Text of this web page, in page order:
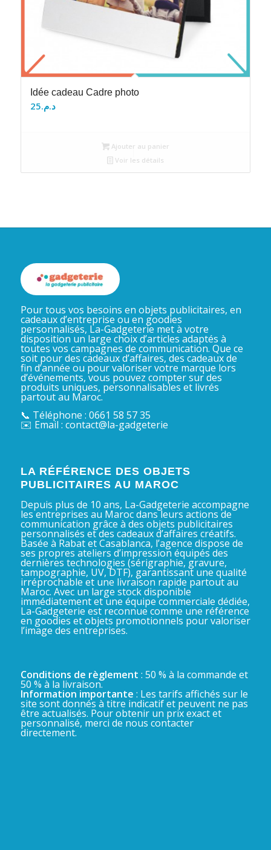
Idée cadeau Cadre photo
د.م.25
Ajouter au panier
Voir les détails
Pour tous vos besoins en objets publicitaires, en
cadeaux d’entreprise ou en goodies
personnalisés, La-Gadgeterie met à votre
disposition un large choix d’articles adaptés à
toutes vos campagnes de communication. Que ce
soit pour des cadeaux d’affaires, des cadeaux de
fin d’année ou pour valoriser votre marque lors
d’événements, vous pouvez compter sur des
produits uniques, personnalisables et livrés
partout au Maroc.
📞 Téléphone : 0661 58 57 35
✉️ Email : contact@la-gadgeterie
LA RÉFÉRENCE DES OBJETS
PUBLICITAIRES AU MAROC
Depuis plus de 10 ans, La-Gadgeterie accompagne
les entreprises au Maroc dans leurs actions de
communication grâce à des objets publicitaires
personnalisés et des cadeaux d’affaires créatifs.
Basée à Rabat et Casablanca, l’agence dispose de
ses propres ateliers d’impression équipés des
dernières technologies (sérigraphie, gravure,
tampographie, UV, DTF), garantissant une qualité
irréprochable et une livraison rapide partout au
Maroc. Avec un large stock disponible
immédiatement et une équipe commerciale dédiée,
La-Gadgeterie est reconnue comme une référence
en goodies et objets promotionnels pour valoriser
l’image des entreprises.
Conditions de règlement : 50 % à la commande et
50 % à la livraison.
Information importante : Les tarifs affichés sur le
site sont donnés à titre indicatif et peuvent ne pas
être actualisés. Pour obtenir un prix exact et
personnalisé, merci de nous contacter
directement.